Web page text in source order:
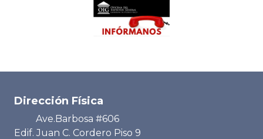
Dirección Física
Ave.Barbosa #606
Edif. Juan C. Cordero Piso 9